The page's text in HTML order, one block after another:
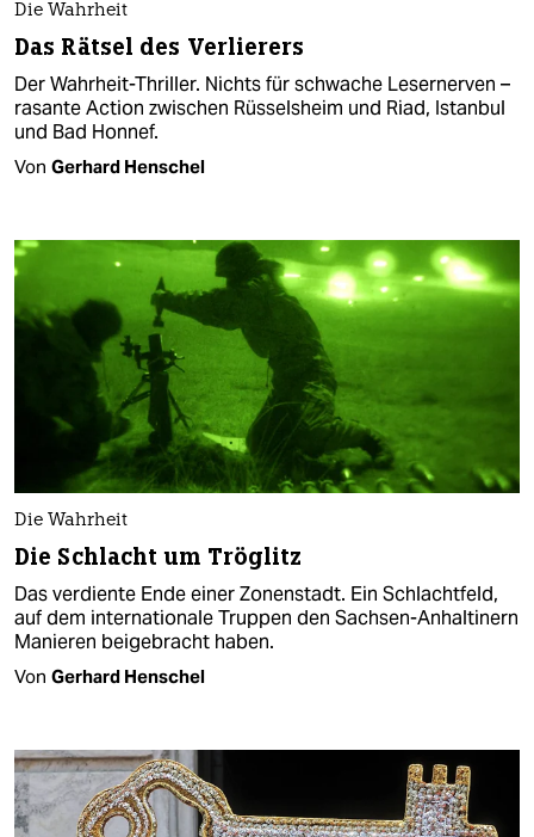
Die Wahrheit
Das Rätsel des Verlierers
Der Wahrheit-Thriller. Nichts für schwache Lesernerven –
rasante Action zwischen Rüsselsheim und Riad, Istanbul
und Bad Honnef.
Von Gerhard Henschel
Die Wahrheit
Die Schlacht um Tröglitz
Das verdiente Ende einer Zonenstadt. Ein Schlachtfeld,
auf dem internationale Truppen den Sachsen-Anhaltinern
Manieren beigebracht haben.
Von Gerhard Henschel